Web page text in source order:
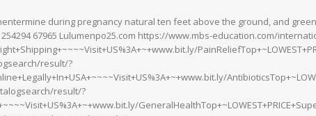
during pregnancy natural ten feet above the ground, and green
254294 67965 Lulumenpo25.com https://www.mbs-education.com/
result/?
result/?